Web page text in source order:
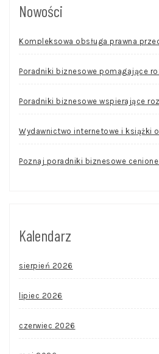
Nowości
Kompleksowa obsługa prawna
Poradniki biznesowe pomagające
Poradniki biznesowe wspierające
Wydawnictwo internetowe i książki
Poznaj poradniki biznesowe
Kalendarz
sierpień 2026
lipiec 2026
czerwiec 2026